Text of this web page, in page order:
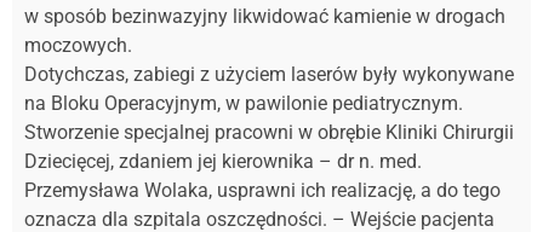
w sposób bezinwazyjny likwidować kamienie w drogach
moczowych.
Dotychczas, zabiegi z użyciem laserów były wykonywane
na Bloku Operacyjnym, w pawilonie pediatrycznym.
Stworzenie specjalnej pracowni w obrębie Kliniki Chirurgii
Dziecięcej, zdaniem jej kierownika – dr n. med.
Przemysława Wolaka, usprawni ich realizację, a do tego
oznacza dla szpitala oszczędności. – Wejście pacjenta